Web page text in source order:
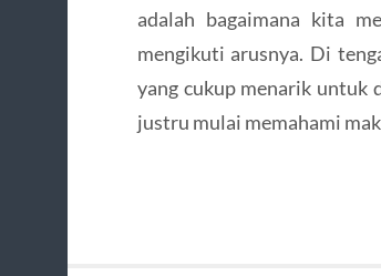
adalah bagaimana kita
mengikuti arusnya. Di
yang cukup menarik untuk
justru mulai memahami